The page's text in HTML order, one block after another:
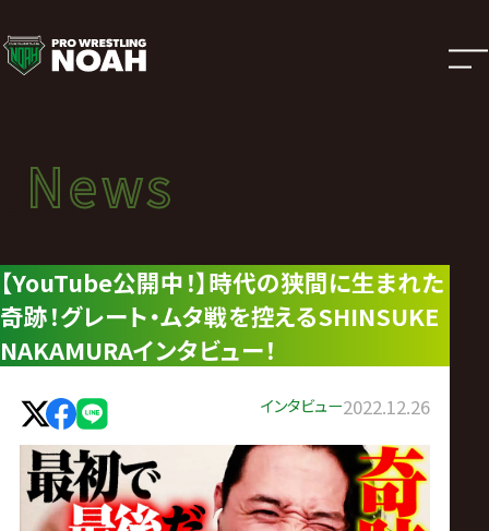
ニ
ュ
ー
ス
|
プ
ロ
レ
ス
News
ニュース
News
【YouTube公開中！】時代の狭間に生まれた
奇跡！グレート・ムタ戦を控えるSHINSUKE
NAKAMURAインタビュー！
インタビュー2022.12.26